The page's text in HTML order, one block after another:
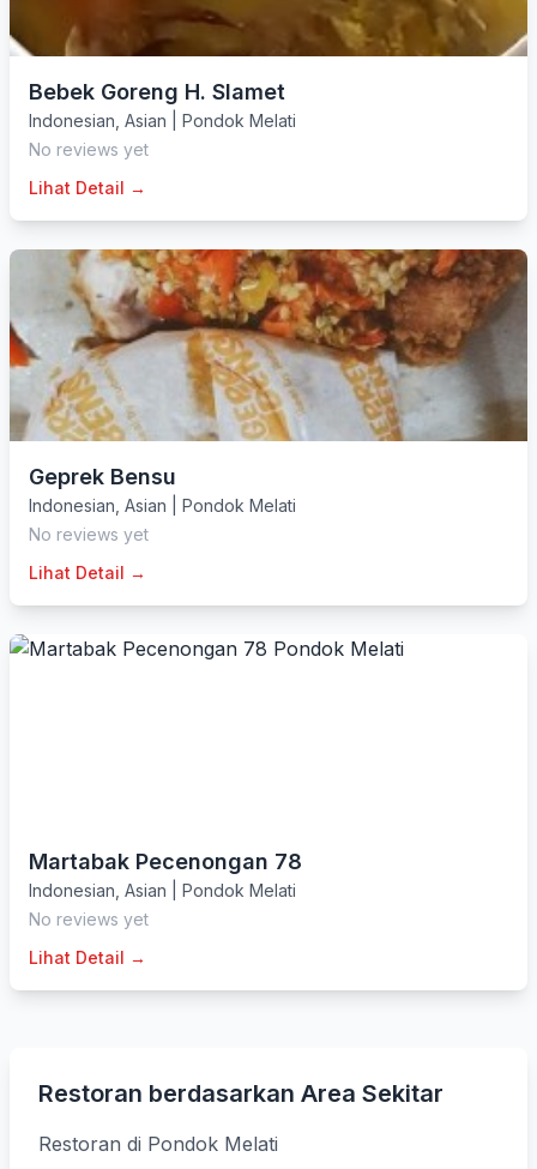
Bebek Goreng H. Slamet
Indonesian Asian
Pondok Melati
No reviews yet
Lihat Detail →
Geprek Bensu
Indonesian Asian
Pondok Melati
No reviews yet
Lihat Detail →
Martabak Pecenongan 78
Indonesian Asian
Pondok Melati
No reviews yet
Lihat Detail →
Restoran berdasarkan Area Sekitar
Restoran di Pondok Melati